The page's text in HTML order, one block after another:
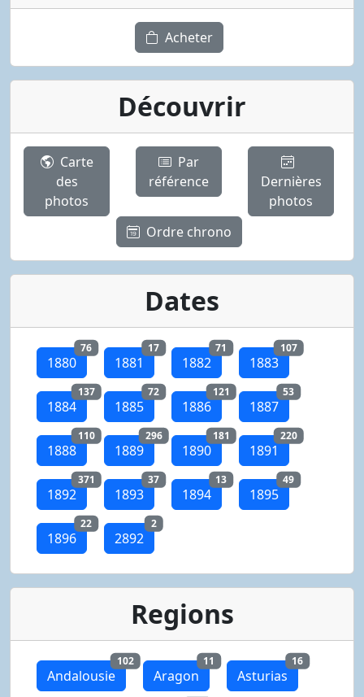
Acheter
Découvrir
Carte
des
photos
Par
référence
Dernières
photos
Ordre chrono
Dates
1880
76
1881
17
1882
71
1883
107
1884
137
1885
72
1886
121
1887
53
1888
110
1889
296
1890
181
1891
220
1892
371
1893
37
1894
13
1895
49
1896
22
2892
2
Regions
Andalousie
102
Aragon
11
Asturias
16